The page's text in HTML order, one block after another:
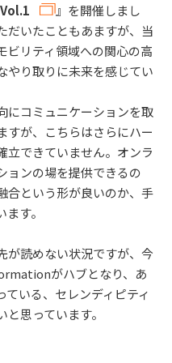
』を開催しまし
だいたこともあますが、当
ビリティ領域への関心の高
やり取りに未来を感じてい
にコミュニケーションを取
すが、こちらはさらにハー
立できていません。オンラ
ョンの場を提供できるの
合という形が良いのか、手
す。
が読めない状況ですが、今
がハブとなり、あ
いる、セレンディピティ
思っています。